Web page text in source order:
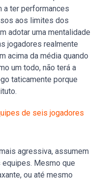
a ter performances
aos limites dos
adotar uma mentalidade
jogadores realmente
acima da média quando
um todo, não terá a
taticamente porque
de seis jogadores
agressiva, assumem
Mesmo que
ou até mesmo